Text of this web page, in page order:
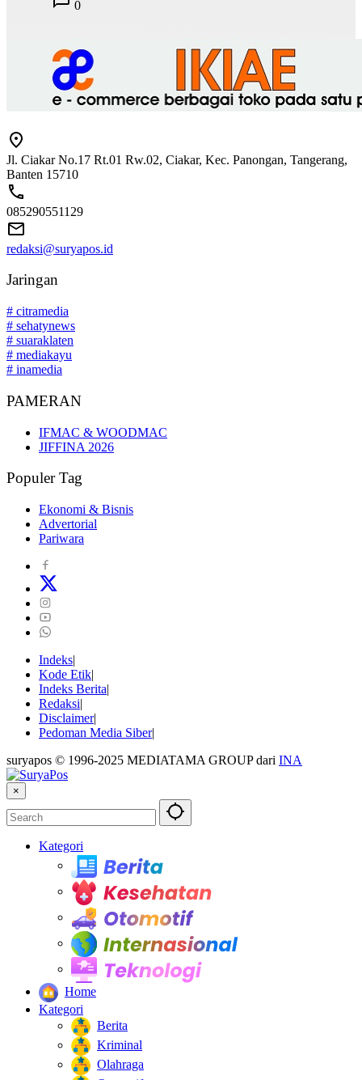
0
Jl. Ciakar No.17 Rt.01 Rw.02, Ciakar, Kec. Panongan, Tangerang,
Banten 15710
085290551129
redaksi@suryapos.id
Jaringan
# citramedia
# sehatynews
# suaraklaten
# mediakayu
# inamedia
PAMERAN
IFMAC & WOODMAC
JIFFINA 2026
Populer Tag
Ekonomi & Bisnis
Advertorial
Pariwara
Indeks
Kode Etik
Indeks Berita
Redaksi
Disclaimer
Pedoman Media Siber
suryapos © 1996-2025 MEDIATAMA GROUP dari INA
×
Kategori
Home
Kategori
Berita
Kriminal
Olahraga